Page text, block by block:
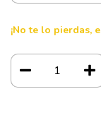
¡No te lo pierdas,